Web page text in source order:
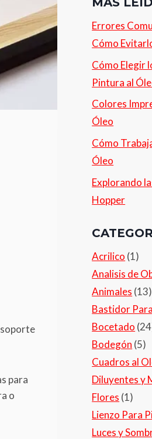
para
o
Errores
Cómo
Cómo Elegir
Pintura al
Colores
Óleo
Cómo
Óleo
Explorando
Hopper
Acrilico (1)
Analisis de
Animales (13)
Bastidor
Bocetado
Bodegón (5)
Cuadros al
Diluyentes y
Flores (1)
Lienzo Para
Luces y